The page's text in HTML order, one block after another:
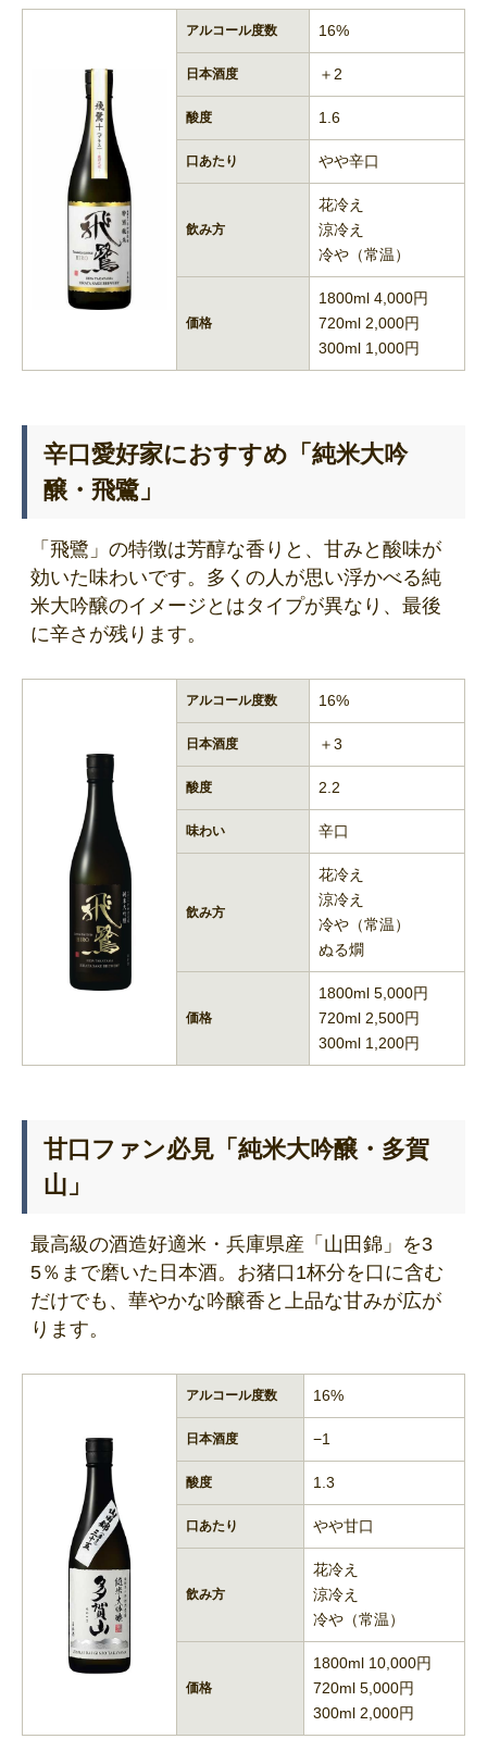
アルコール度数 16%
日本酒度 ＋2
酸度 1.6
口あたり やや辛口
飲み方
花冷え
涼冷え
冷や（常温）
価格
1800ml 4,000円
720ml 2,000円
300ml 1,000円
辛口愛好家におすすめ「純米大吟
醸・飛鷺」
「飛鷺」の特徴は芳醇な香りと、甘みと酸味が
効いた味わいです。多くの人が思い浮かべる純
米大吟醸のイメージとはタイプが異なり、最後
に辛さが残ります。
アルコール度数 16%
日本酒度 ＋3
酸度 2.2
味わい 辛口
飲み方
花冷え
涼冷え
冷や（常温）
ぬる燗
価格
1800ml 5,000円
720ml 2,500円
300ml 1,200円
甘口ファン必見「純米大吟醸・多賀
山」
最高級の酒造好適米・兵庫県産「山田錦」を3
5％まで磨いた日本酒。お猪口1杯分を口に含む
だけでも、華やかな吟醸香と上品な甘みが広が
ります。
アルコール度数 16%
日本酒度 −1
酸度 1.3
口あたり やや甘口
飲み方
花冷え
涼冷え
冷や（常温）
価格
1800ml 10,000円
720ml 5,000円
300ml 2,000円